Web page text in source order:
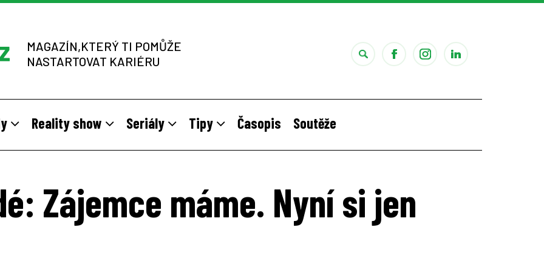
MAGAZÍN,KTERÝ TI POMŮŽE
NASTARTOVAT KARIÉRU
Reality show Seriály Tipy Časopis Soutěže
Zájemce máme. Nyní si jen